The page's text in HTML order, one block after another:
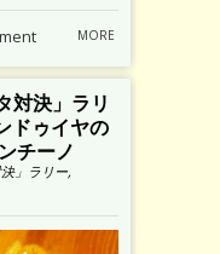
MORE
対決」ラリ
ドゥイヤの
チーノ
決」ラリー,